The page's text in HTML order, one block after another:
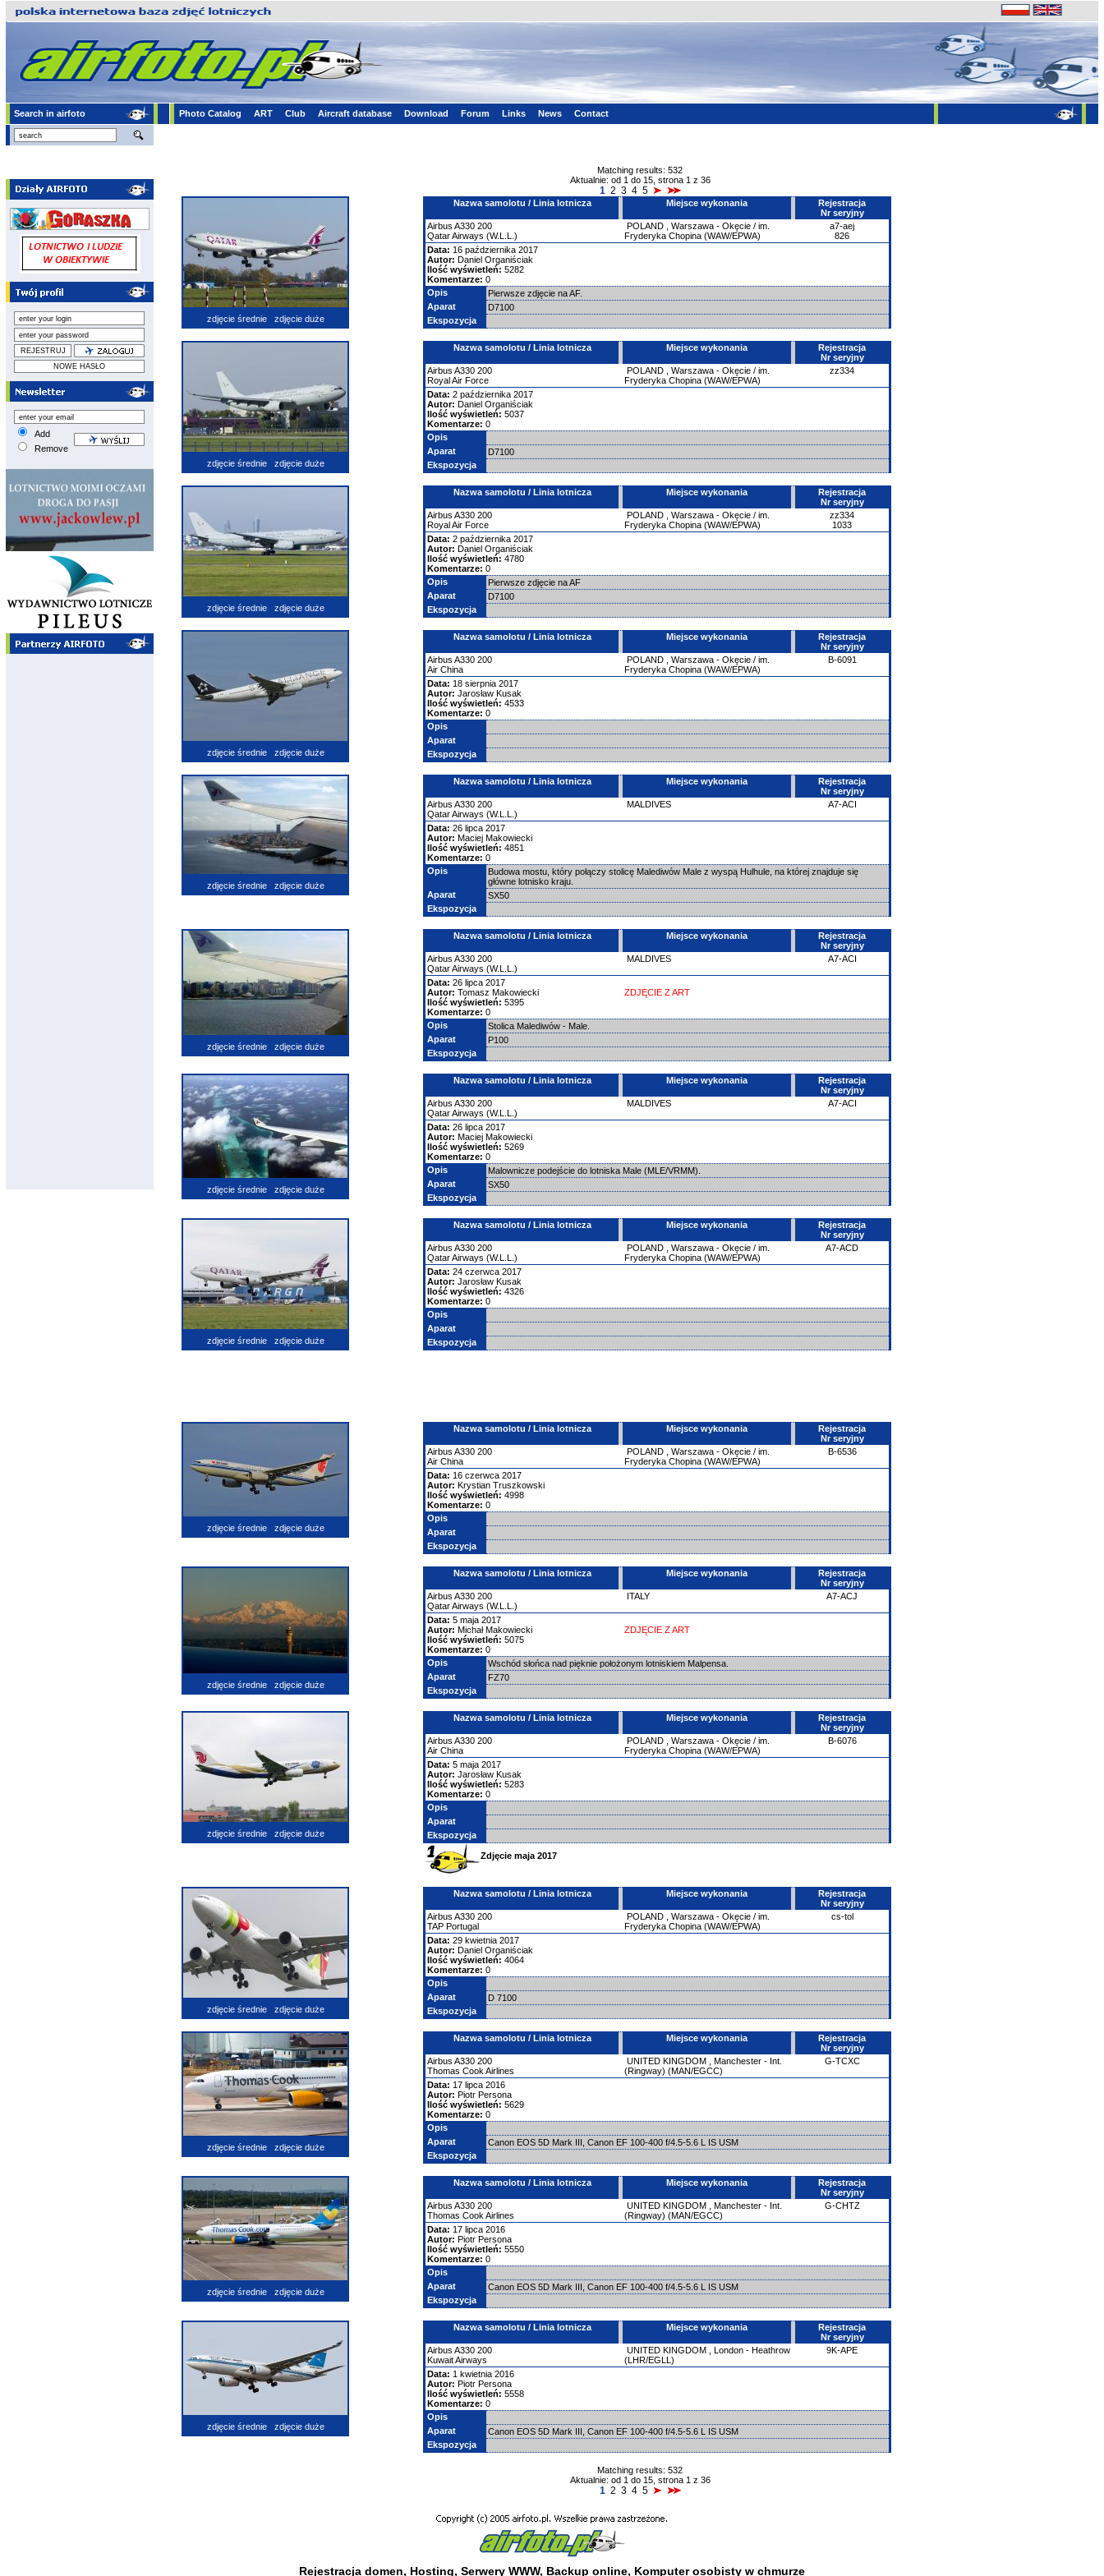
Search in airfoto Photo Catalog ART Club Aircraft database Download Forum Links News Contact
Add
Remove
Matching results: 532
Aktualnie: od 1 do 15, strona 1 z 36
1 2 3 4 5
zdjęcie średnie zdjęcie duże
Nazwa samolotu / Linia lotnicza Miejsce wykonania
Rejestracja
Nr seryjny
Airbus A330 200
Qatar Airways (W.L.L.)
POLAND
Warszawa - Okęcie / im.
Fryderyka Chopina (WAW/EPWA)
a7-aej
826
Data: 16 października 2017
Autor: Daniel Organiściak
Ilość wyświetleń: 5282
Komentarze: 0
Opis
Pierwsze zdjęcie na AF.
Aparat
D7100
Ekspozycja
zdjęcie średnie zdjęcie duże
Nazwa samolotu / Linia lotnicza Miejsce wykonania
Rejestracja
Nr seryjny
Airbus A330 200
Royal Air Force
POLAND
Warszawa - Okęcie / im.
Fryderyka Chopina (WAW/EPWA)
zz334
Data: 2 października 2017
Autor: Daniel Organiściak
Ilość wyświetleń: 5037
Komentarze: 0
Opis
Aparat
D7100
Ekspozycja
zdjęcie średnie zdjęcie duże
Nazwa samolotu / Linia lotnicza Miejsce wykonania
Rejestracja
Nr seryjny
Airbus A330 200
Royal Air Force
POLAND
Warszawa - Okęcie / im.
Fryderyka Chopina (WAW/EPWA)
zz334
1033
Data: 2 października 2017
Autor: Daniel Organiściak
Ilość wyświetleń: 4780
Komentarze: 0
Opis
Pierwsze zdjęcie na AF
Aparat
D7100
Ekspozycja
zdjęcie średnie zdjęcie duże
Nazwa samolotu / Linia lotnicza Miejsce wykonania
Rejestracja
Nr seryjny
Airbus A330 200
Air China
POLAND
Warszawa - Okęcie / im.
Fryderyka Chopina (WAW/EPWA)
B-6091
Data: 18 sierpnia 2017
Autor: Jarosław Kusak
Ilość wyświetleń: 4533
Komentarze: 0
Opis
Aparat
Ekspozycja
zdjęcie średnie zdjęcie duże
Nazwa samolotu / Linia lotnicza Miejsce wykonania
Rejestracja
Nr seryjny
Airbus A330 200
Qatar Airways (W.L.L.)
MALDIVES A7-ACI
Data: 26 lipca 2017
Autor: Maciej Makowiecki
Ilość wyświetleń: 4851
Komentarze: 0
Opis
Budowa mostu, który połączy stolicę Malediwów Male z wyspą Hulhule, na której znajduje się
główne lotnisko kraju.
Aparat
SX50
Ekspozycja
zdjęcie średnie zdjęcie duże
Nazwa samolotu / Linia lotnicza Miejsce wykonania
Rejestracja
Nr seryjny
Airbus A330 200
Qatar Airways (W.L.L.)
MALDIVES A7-ACI
Data: 26 lipca 2017
Autor: Tomasz Makowiecki
Ilość wyświetleń: 5395
Komentarze: 0
ZDJĘCIE Z ART
Opis
Stolica Malediwów - Male.
Aparat
P100
Ekspozycja
zdjęcie średnie zdjęcie duże
Nazwa samolotu / Linia lotnicza Miejsce wykonania
Rejestracja
Nr seryjny
Airbus A330 200
Qatar Airways (W.L.L.)
MALDIVES A7-ACI
Data: 26 lipca 2017
Autor: Maciej Makowiecki
Ilość wyświetleń: 5269
Komentarze: 0
Opis
Malownicze podejście do lotniska Male (MLE/VRMM).
Aparat
SX50
Ekspozycja
zdjęcie średnie zdjęcie duże
Nazwa samolotu / Linia lotnicza Miejsce wykonania
Rejestracja
Nr seryjny
Airbus A330 200
Qatar Airways (W.L.L.)
POLAND
Warszawa - Okęcie / im.
Fryderyka Chopina (WAW/EPWA)
A7-ACD
Data: 24 czerwca 2017
Autor: Jarosław Kusak
Ilość wyświetleń: 4326
Komentarze: 0
Opis
Aparat
Ekspozycja
zdjęcie średnie zdjęcie duże
Nazwa samolotu / Linia lotnicza Miejsce wykonania
Rejestracja
Nr seryjny
Airbus A330 200
Air China
POLAND
Warszawa - Okęcie / im.
Fryderyka Chopina (WAW/EPWA)
B-6536
Data: 16 czerwca 2017
Autor: Krystian Truszkowski
Ilość wyświetleń: 4998
Komentarze: 0
Opis
Aparat
Ekspozycja
zdjęcie średnie zdjęcie duże
Nazwa samolotu / Linia lotnicza Miejsce wykonania
Rejestracja
Nr seryjny
Airbus A330 200
Qatar Airways (W.L.L.)
ITALY A7-ACJ
Data: 5 maja 2017
Autor: Michał Makowiecki
Ilość wyświetleń: 5075
Komentarze: 0
ZDJĘCIE Z ART
Opis
Wschód słońca nad pięknie położonym lotniskiem Malpensa.
Aparat
FZ70
Ekspozycja
zdjęcie średnie zdjęcie duże
Nazwa samolotu / Linia lotnicza Miejsce wykonania
Rejestracja
Nr seryjny
Airbus A330 200
Air China
POLAND
Warszawa - Okęcie / im.
Fryderyka Chopina (WAW/EPWA)
B-6076
Data: 5 maja 2017
Autor: Jarosław Kusak
Ilość wyświetleń: 5283
Komentarze: 0
Opis
Aparat
Ekspozycja
Zdjęcie maja 2017
zdjęcie średnie zdjęcie duże
Nazwa samolotu / Linia lotnicza Miejsce wykonania
Rejestracja
Nr seryjny
Airbus A330 200
TAP Portugal
POLAND
Warszawa - Okęcie / im.
Fryderyka Chopina (WAW/EPWA)
cs-tol
Data: 29 kwietnia 2017
Autor: Daniel Organiściak
Ilość wyświetleń: 4064
Komentarze: 0
Opis
Aparat
D 7100
Ekspozycja
zdjęcie średnie zdjęcie duże
Nazwa samolotu / Linia lotnicza Miejsce wykonania
Rejestracja
Nr seryjny
Airbus A330 200
Thomas Cook Airlines
UNITED KINGDOM
Manchester - Int.
(Ringway) (MAN/EGCC)
G-TCXC
Data: 17 lipca 2016
Autor: Piotr Persona
Ilość wyświetleń: 5629
Komentarze: 0
Opis
Aparat
Canon EOS 5D Mark III, Canon EF 100-400 f/4.5-5.6 L IS USM
Ekspozycja
zdjęcie średnie zdjęcie duże
Nazwa samolotu / Linia lotnicza Miejsce wykonania
Rejestracja
Nr seryjny
Airbus A330 200
Thomas Cook Airlines
UNITED KINGDOM
Manchester - Int.
(Ringway) (MAN/EGCC)
G-CHTZ
Data: 17 lipca 2016
Autor: Piotr Persona
Ilość wyświetleń: 5550
Komentarze: 0
Opis
Aparat
Canon EOS 5D Mark III, Canon EF 100-400 f/4.5-5.6 L IS USM
Ekspozycja
zdjęcie średnie zdjęcie duże
Nazwa samolotu / Linia lotnicza Miejsce wykonania
Rejestracja
Nr seryjny
Airbus A330 200
Kuwait Airways
UNITED KINGDOM
London - Heathrow
(LHR/EGLL)
9K-APE
Data: 1 kwietnia 2016
Autor: Piotr Persona
Ilość wyświetleń: 5558
Komentarze: 0
Opis
Aparat
Canon EOS 5D Mark III, Canon EF 100-400 f/4.5-5.6 L IS USM
Ekspozycja
Matching results: 532
Aktualnie: od 1 do 15, strona 1 z 36
1 2 3 4 5
Rejestracja domen, Hosting, Serwery WWW, Backup online, Komputer osobisty w chmurze